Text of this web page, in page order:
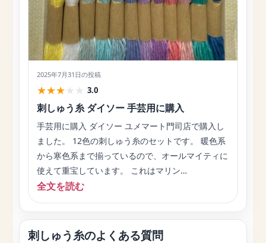
2025年7月31日の投稿
★★★★ ★ 3.0
刺しゅう糸 ダイソー 手芸用に購入
手芸用に購入 ダイソー ユメマート門司店で購入し
ました。 12色の刺しゅう糸のセットです。 暖色系
から寒色系まで揃っているので、オールマイティに
使えて重宝しています。 これはマリン…
全文を読む
刺しゅう糸のよくある質問